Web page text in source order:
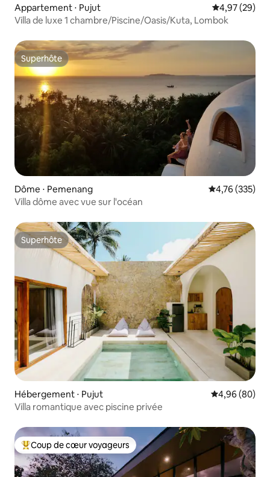
Appartement ⋅ Pujut Évaluation
4,97 (29)
Villa de luxe 1 chambre/Piscine/Oasis/Kuta, Lombok
Superhôte
Superhôte
Dôme ⋅ Pemenang Évaluation
4,76 (335)
Villa dôme avec vue sur l'océan
Superhôte
Superhôte
Hébergement ⋅ Pujut Évaluation
4,96 (80)
Villa romantique avec piscine privée
Coups de cœur voyageurs les plus appréciés
Coup de cœur voyageurs